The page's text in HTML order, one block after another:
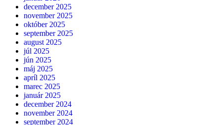
december 2025
november 2025
október 2025
september 2025
august 2025
júl 2025
jún 2025
máj 2025
apríl 2025
marec 2025
január 2025
december 2024
november 2024
september 2024